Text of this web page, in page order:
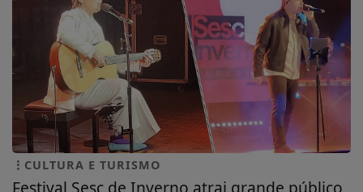
CULTURA E TURISMO
Festival Sesc de Inverno atrai grande público